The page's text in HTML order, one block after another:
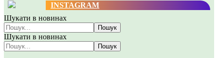
INSTAGRAM
Шукати в новинах
Пошук
Шукати в новинах
Пошук